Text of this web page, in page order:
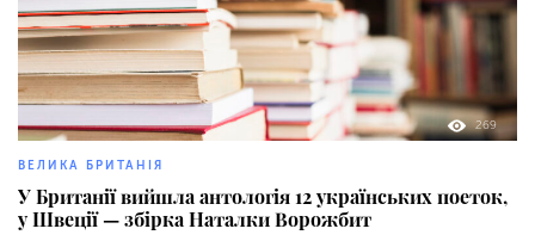
269
ВЕЛИКА БРИТАНІЯ
У Британії вийшла антологія 12 українських поеток,
у Швеції — збірка Наталки Ворожбит